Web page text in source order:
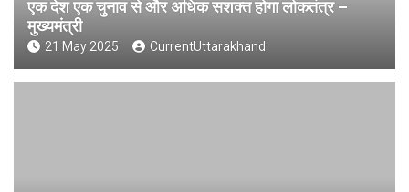
एक देश एक चुनाव से और अधिक सशक्त होगा लोकतंत्र –
मुख्यमंत्री
21 May 2025 CurrentUttarakhand